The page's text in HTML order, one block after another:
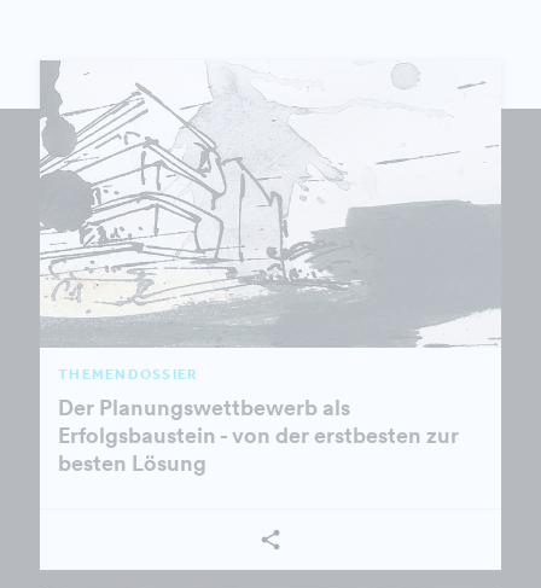
THEMENDOSSIER
Der Planungswettbewerb als
Erfolgsbaustein - von der erstbesten zur
besten Lösung